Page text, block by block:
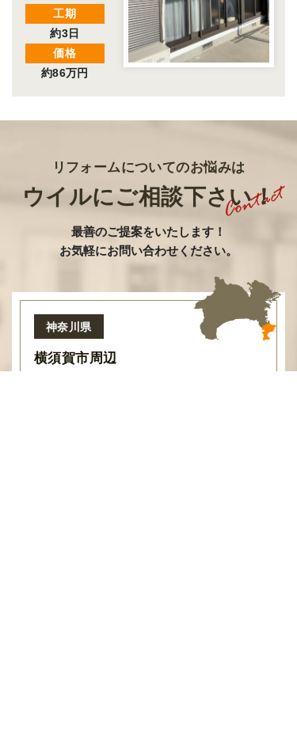
工期
約3日
価格
約86万円
リフォームについてのお悩みは
ウイルにご相談下さい！
最善のご提案をいたします ！
お気軽にお問い合わせください。
神奈川県
横須賀市周辺